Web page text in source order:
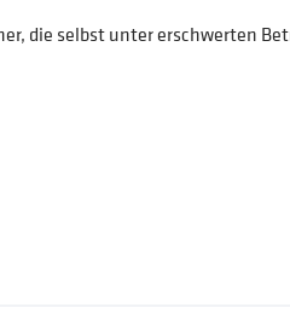
die selbst unter erschwerten